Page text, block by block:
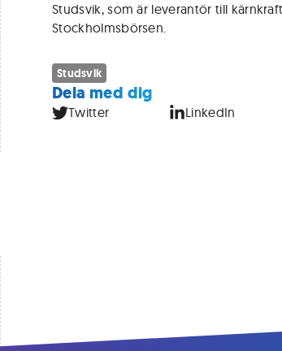
Studsvik, som är leverantör till
Stockholmsbörsen.
Studsvik
Dela med dig
Twitter LinkedIn